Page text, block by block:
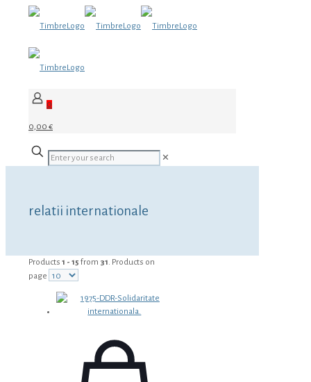
0
0,00 €
✕
relatii internationale
Products 1 - 15 from 31. Products on
page